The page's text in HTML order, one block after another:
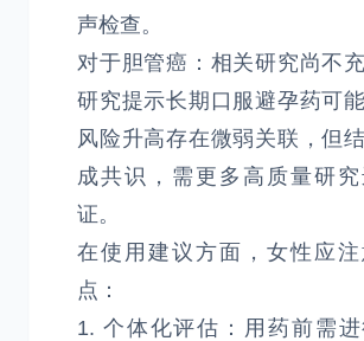
声检查。
对于胆管癌：相关研究尚不
研究提示长期口服避孕药可
风险升高存在微弱关联，但
成共识，需更多高质量研
证。
在使用建议方面，女性应
点：
1. 个体化评估：用药前需